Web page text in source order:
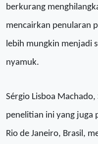
berkurang
mencairkan penularan
lebih mungkin menjadi
nyamuk.
Sérgio Lisboa Machado,
penelitian ini yang juga
Rio de Janeiro, Brasil,